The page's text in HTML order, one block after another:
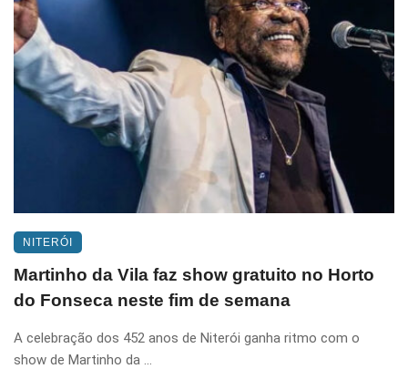
NITERÓI
Martinho da Vila faz show gratuito no Horto
do Fonseca neste fim de semana
A celebração dos 452 anos de Niterói ganha ritmo com o
show de Martinho da ...